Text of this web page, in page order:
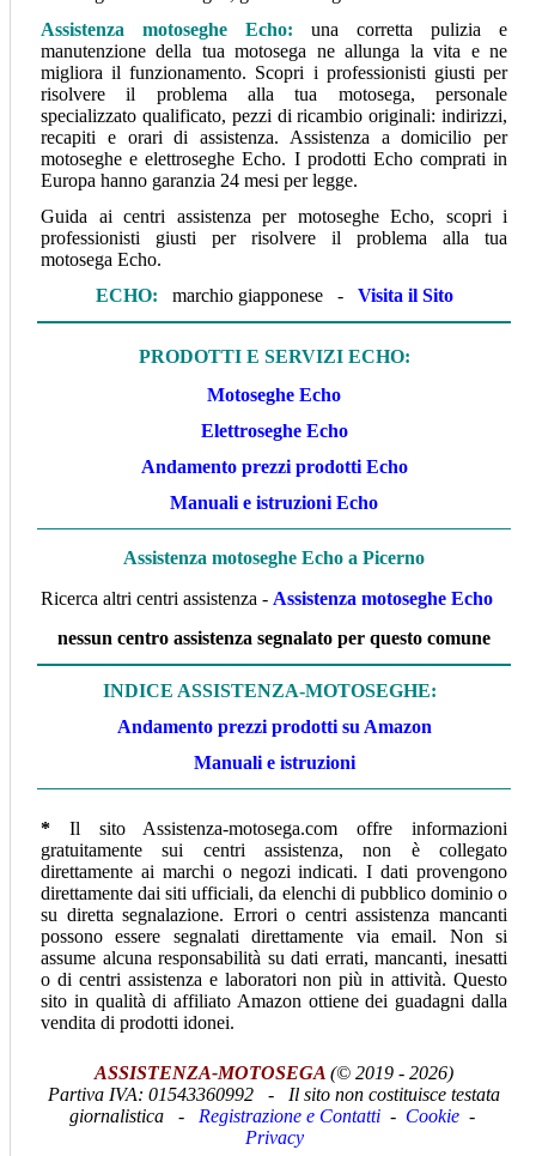
Assistenza motoseghe Echo: una corretta pulizia e
manutenzione della tua motosega ne allunga la vita e ne
migliora il funzionamento. Scopri i professionisti giusti per
risolvere il problema alla tua motosega, personale
specializzato qualificato, pezzi di ricambio originali: indirizzi,
recapiti e orari di assistenza. Assistenza a domicilio per
motoseghe e elettroseghe Echo. I prodotti Echo comprati in
Europa hanno garanzia 24 mesi per legge.
Guida ai centri assistenza per motoseghe Echo, scopri i
professionisti giusti per risolvere il problema alla tua
motosega Echo.
ECHO: marchio giapponese - Visita il Sito
PRODOTTI E SERVIZI ECHO:
Motoseghe Echo
Elettroseghe Echo
Andamento prezzi prodotti Echo
Manuali e istruzioni Echo
Assistenza motoseghe Echo a Picerno
Ricerca altri centri assistenza - Assistenza motoseghe Echo
nessun centro assistenza segnalato per questo comune
INDICE ASSISTENZA-MOTOSEGHE:
Andamento prezzi prodotti su Amazon
Manuali e istruzioni
* Il sito Assistenza-motosega.com offre informazioni
gratuitamente sui centri assistenza, non è collegato
direttamente ai marchi o negozi indicati. I dati provengono
direttamente dai siti ufficiali, da elenchi di pubblico dominio o
su diretta segnalazione. Errori o centri assistenza mancanti
possono essere segnalati direttamente via email. Non si
assume alcuna responsabilità su dati errati, mancanti, inesatti
o di centri assistenza e laboratori non più in attività. Questo
sito in qualità di affiliato Amazon ottiene dei guadagni dalla
vendita di prodotti idonei.
ASSISTENZA-MOTOSEGA (© 2019 - 2026)
Partiva IVA: 01543360992 - Il sito non costituisce testata
giornalistica - Registrazione e Contatti- Cookie-
Privacy